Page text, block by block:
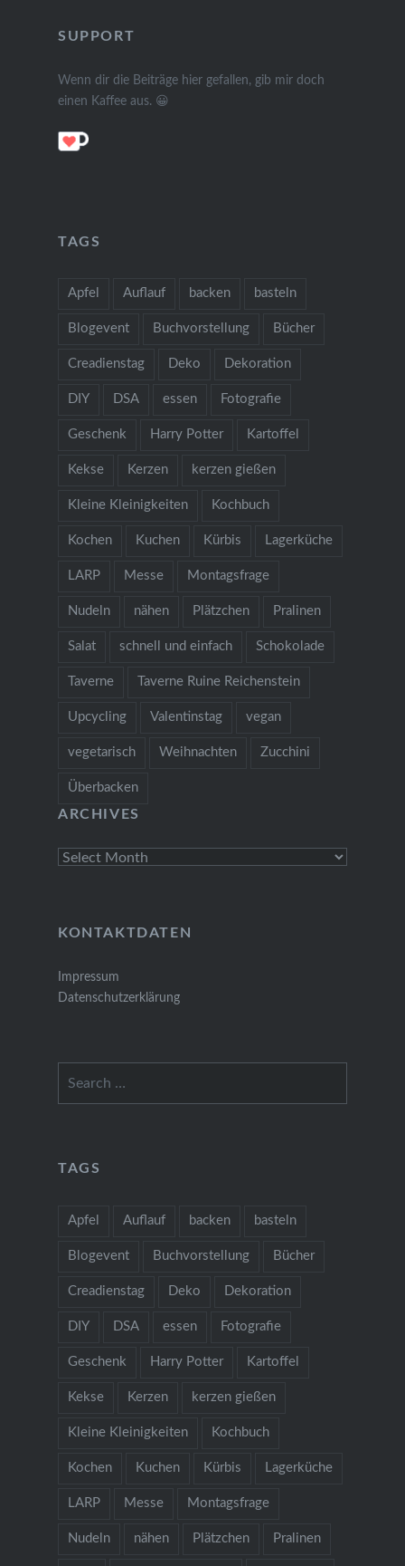
SUPPORT
Wenn dir die Beiträge hier gefallen, gib mir doch
einen Kaffee aus. 😀
TAGS
Apfel Auflauf backen basteln
Blogevent Buchvorstellung Bücher
Creadienstag Deko Dekoration
DIY DSA essen Fotografie
Geschenk Harry Potter Kartoffel
Kekse Kerzen kerzen gießen
Kleine Kleinigkeiten Kochbuch
Kochen Kuchen Kürbis Lagerküche
LARP Messe Montagsfrage
Nudeln nähen Plätzchen Pralinen
Salat schnell und einfach Schokolade
Taverne Taverne Ruine Reichenstein
Upcycling Valentinstag vegan
vegetarisch Weihnachten Zucchini
Überbacken
ARCHIVES
Archives
KONTAKTDATEN
Impressum
Datenschutzerklärung
TAGS
Apfel Auflauf backen basteln
Blogevent Buchvorstellung Bücher
Creadienstag Deko Dekoration
DIY DSA essen Fotografie
Geschenk Harry Potter Kartoffel
Kekse Kerzen kerzen gießen
Kleine Kleinigkeiten Kochbuch
Kochen Kuchen Kürbis Lagerküche
LARP Messe Montagsfrage
Nudeln nähen Plätzchen Pralinen